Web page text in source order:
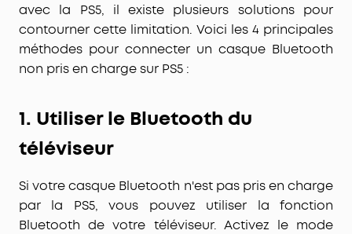
avec la PS5, il existe plusieurs solutions pour
contourner cette limitation. Voici les 4 principales
méthodes pour connecter un casque Bluetooth
non pris en charge sur PS5 :
1. Utiliser le Bluetooth du
téléviseur
Si votre casque Bluetooth n'est pas pris en charge
par la PS5, vous pouvez utiliser la fonction
Bluetooth de votre téléviseur. Activez le mode